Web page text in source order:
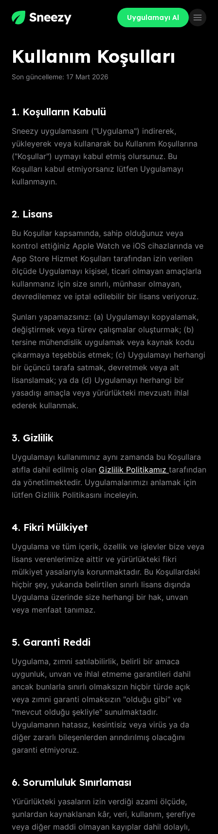
Uygulamayı Al
Kullanım Koşulları
Son güncelleme: 17 Mart 2026
1. Koşulların Kabulü
Sneezy uygulamasını ("Uygulama") indirerek,
yükleyerek veya kullanarak bu Kullanım Koşullarına
("Koşullar") uymayı kabul etmiş olursunuz. Bu
Koşulları kabul etmiyorsanız lütfen Uygulamayı
kullanmayın.
2. Lisans
Bu Koşullar kapsamında, sahip olduğunuz veya
kontrol ettiğiniz Apple Watch ve iOS cihazlarında ve
App Store Hizmet Koşulları tarafından izin verilen
ölçüde Uygulamayı kişisel, ticari olmayan amaçlarla
kullanmanız için size sınırlı, münhasır olmayan,
devredilemez ve iptal edilebilir bir lisans veriyoruz.
Şunları yapamazsınız: (a) Uygulamayı kopyalamak,
değiştirmek veya türev çalışmalar oluşturmak; (b)
tersine mühendislik uygulamak veya kaynak kodu
çıkarmaya teşebbüs etmek; (c) Uygulamayı herhangi
bir üçüncü tarafa satmak, devretmek veya alt
lisanslamak; ya da (d) Uygulamayı herhangi bir
yasadışı amaçla veya yürürlükteki mevzuatı ihlal
ederek kullanmak.
3. Gizlilik
Uygulamayı kullanımınız aynı zamanda bu Koşullara
atıfla dahil edilmiş olan Gizlilik Politikamız tarafından
da yönetilmektedir. Uygulamalarımızı anlamak için
lütfen Gizlilik Politikasını inceleyin.
4. Fikri Mülkiyet
Uygulama ve tüm içerik, özellik ve işlevler bize veya
lisans verenlerimize aittir ve yürürlükteki fikri
mülkiyet yasalarıyla korunmaktadır. Bu Koşullardaki
hiçbir şey, yukarıda belirtilen sınırlı lisans dışında
Uygulama üzerinde size herhangi bir hak, unvan
veya menfaat tanımaz.
5. Garanti Reddi
Uygulama, zımni satılabilirlik, belirli bir amaca
uygunluk, unvan ve ihlal etmeme garantileri dahil
ancak bunlarla sınırlı olmaksızın hiçbir türde açık
veya zımni garanti olmaksızın "olduğu gibi" ve
"mevcut olduğu şekliyle" sunulmaktadır.
Uygulamanın hatasız, kesintisiz veya virüs ya da
diğer zararlı bileşenlerden arındırılmış olacağını
garanti etmiyoruz.
6. Sorumluluk Sınırlaması
Yürürlükteki yasaların izin verdiği azami ölçüde,
şunlardan kaynaklanan kâr, veri, kullanım, şerefiye
veya diğer maddi olmayan kayıplar dahil dolaylı,